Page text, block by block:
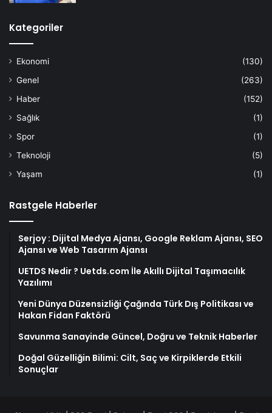
Kategoriler
Ekonomi
(130)
Genel
(263)
Haber
(152)
Sağlık
(1)
Spor
(1)
Teknoloji
(5)
Yaşam
(1)
Rastgele Haberler
Serjoy : Dijital Medya Ajansı, Google Reklam Ajansı, SEO
Ajansı ve Web Tasarım Ajansı
UETDS Nedir ? Uetds.com İle Akıllı Dijital Taşımacılık
Yazılımı
Yeni Dünya Düzensizliği Çağında Türk Dış Politikası ve
Hakan Fidan Faktörü
Savunma Sanayinde Güncel, Doğru ve Teknik Haberler
Doğal Güzelliğin Bilimi: Cilt, Saç ve Kirpiklerde Etkili
Sonuçlar